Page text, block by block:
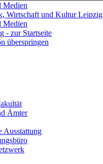
Medien
Wirtschaft und Kultur Leipzig
Medien
überspringen
Ämter
Ausstattung